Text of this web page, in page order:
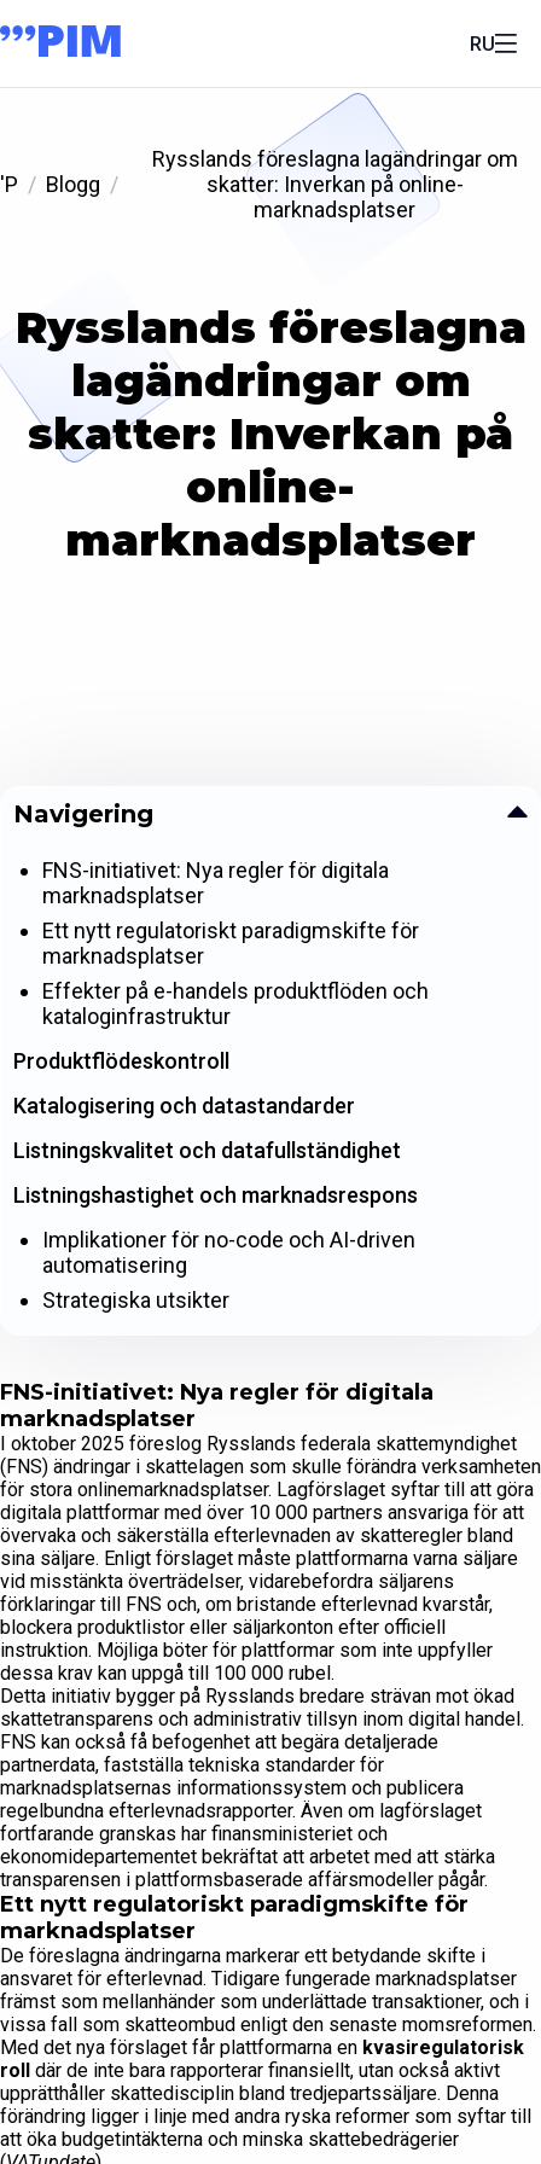
RU
'P Blogg
Rysslands föreslagna lagändringar om
skatter: Inverkan på online-
marknadsplatser
Rysslands föreslagna
lagändringar om
skatter: Inverkan på
online-
marknadsplatser
FNS-initiativet: Nya regler för digitala
marknadsplatser
I oktober 2025 föreslog Rysslands federala skattemyndighet
(FNS) ändringar i skattelagen som skulle förändra verksamheten
för stora onlinemarknadsplatser. Lagförslaget syftar till att göra
digitala plattformar med över 10 000 partners ansvariga för att
övervaka och säkerställa efterlevnaden av skatteregler bland
sina säljare. Enligt förslaget måste plattformarna varna säljare
vid misstänkta överträdelser, vidarebefordra säljarens
förklaringar till FNS och, om bristande efterlevnad kvarstår,
blockera produktlistor eller säljarkonton efter officiell
instruktion. Möjliga böter för plattformar som inte uppfyller
dessa krav kan uppgå till 100 000 rubel.
Detta initiativ bygger på Rysslands bredare strävan mot ökad
skattetransparens och administrativ tillsyn inom digital handel.
FNS kan också få befogenhet att begära detaljerade
partnerdata, fastställa tekniska standarder för
marknadsplatsernas informationssystem och publicera
regelbundna efterlevnadsrapporter. Även om lagförslaget
fortfarande granskas har finansministeriet och
ekonomidepartementet bekräftat att arbetet med att stärka
transparensen i plattformsbaserade affärsmodeller pågår.
Ett nytt regulatoriskt paradigmskifte för
marknadsplatser
De föreslagna ändringarna markerar ett betydande skifte i
ansvaret för efterlevnad. Tidigare fungerade marknadsplatser
främst som mellanhänder som underlättade transaktioner, och i
vissa fall som skatteombud enligt den senaste momsreformen.
Med det nya förslaget får plattformarna en kvasiregulatorisk
roll
där de inte bara rapporterar finansiellt, utan också aktivt
upprätthåller skattedisciplin bland tredjepartssäljare. Denna
förändring ligger i linje med andra ryska reformer som syftar till
att öka budgetintäkterna och minska skattebedrägerier
Navigering
FNS-initiativet: Nya regler för digitala
marknadsplatser
Ett nytt regulatoriskt paradigmskifte för
marknadsplatser
Effekter på e-handels produktflöden och
kataloginfrastruktur
Produktflödeskontroll
Katalogisering och datastandarder
Listningskvalitet och datafullständighet
Listningshastighet och marknadsrespons
Implikationer för no-code och AI-driven
automatisering
Strategiska utsikter